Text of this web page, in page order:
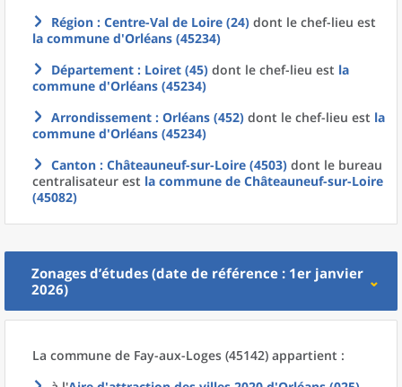
Région : Centre-Val de Loire (24) dont le chef-lieu est
la commune d'Orléans (45234)
Département : Loiret (45) dont le chef-lieu est la
commune d'Orléans (45234)
Arrondissement : Orléans (452) dont le chef-lieu est la
commune d'Orléans (45234)
Canton : Châteauneuf-sur-Loire (4503) dont le bureau
centralisateur est la commune de Châteauneuf-sur-Loire
(45082)
Zonages d’études (date de référence : 1er janvier
2026)
La commune de Fay-aux-Loges (45142) appartient :